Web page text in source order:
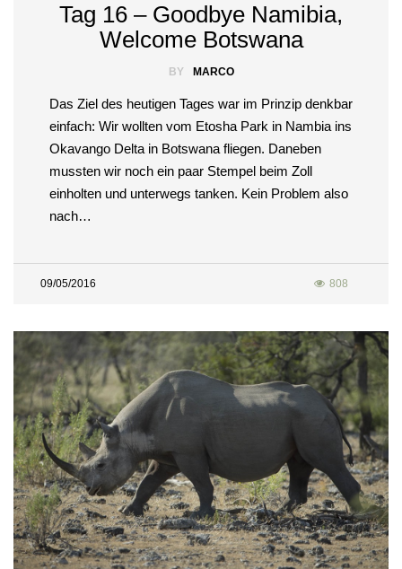
Tag 16 – Goodbye Namibia,
Welcome Botswana
BY MARCO
Das Ziel des heutigen Tages war im Prinzip denkbar
einfach: Wir wollten vom Etosha Park in Nambia ins
Okavango Delta in Botswana fliegen. Daneben
mussten wir noch ein paar Stempel beim Zoll
einholten und unterwegs tanken. Kein Problem also
nach…
09/05/2016 808